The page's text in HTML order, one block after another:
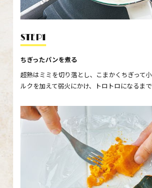
STEP1
ちぎったパンを煮る
超熟はミミを切り落とし、こまかくちぎって
ルクを加えて弱火にかけ、トロトロになるまで